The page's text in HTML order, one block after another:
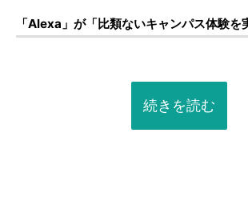
「Alexa」が「比類ないキャンパス体験を
続きを読む